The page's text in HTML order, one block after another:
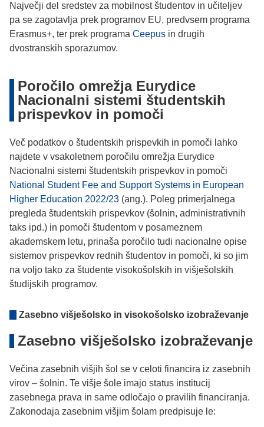
Največji del sredstev za mobilnost študentov in učiteljev
pa se zagotavlja prek programov EU, predvsem programa
Erasmus+, ter prek programa Ceepus in drugih
dvostranskih sporazumov.
Poročilo omrežja Eurydice
Nacionalni sistemi študentskih
prispevkov in pomoči
Več podatkov o študentskih prispevkih in pomoči lahko
najdete v vsakoletnem poročilu omrežja Eurydice
Nacionalni sistemi študentskih prispevkov in pomoči
National Student Fee and Support Systems in European
Higher Education 2022/23 (ang.). Poleg primerjalnega
pregleda študentskih prispevkov (šolnin, administrativnih
taks ipd.) in pomoči študentom v posameznem
akademskem letu, prinaša poročilo tudi nacionalne opise
sistemov prispevkov rednih študentov in pomoči, ki so jim
na voljo tako za študente visokošolskih in višješolskih
študijskih programov.
Zasebno višješolsko in visokošolsko izobraževanje
Zasebno višješolsko izobraževanje
Večina zasebnih višjih šol se v celoti financira iz zasebnih
virov – šolnin. Te višje šole imajo status institucij
zasebnega prava in same odločajo o pravilih financiranja.
Zakonodaja zasebnim višjim šolam predpisuje le: ­